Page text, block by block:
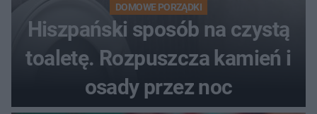
DOMOWE PORZĄDKI
Hiszpański sposób na czystą
toaletę. Rozpuszcza kamień i
osady przez noc